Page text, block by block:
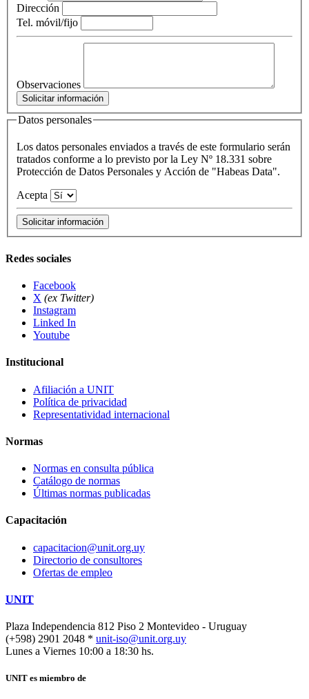
Dirección
Tel. móvil/fijo
Observaciones
Datos personales
Los datos personales enviados a través de este formulario serán
tratados conforme a lo previsto por la Ley Nº 18.331 sobre
Protección de Datos Personales y Acción de "Habeas Data".
Acepta
Redes sociales
Facebook
X (ex Twitter)
Instagram
Linked In
Youtube
Institucional
Afiliación a UNIT
Política de privacidad
Representatividad internacional
Normas
Normas en consulta pública
Catálogo de normas
Últimas normas publicadas
Capacitación
capacitacion@unit.org.uy
Directorio de consultores
Ofertas de empleo
UNIT
Plaza Independencia 812 Piso 2 Montevideo - Uruguay
(+598) 2901 2048 * unit-iso@unit.org.uy
Lunes a Viernes 10:00 a 18:30 hs.
UNIT es miembro de